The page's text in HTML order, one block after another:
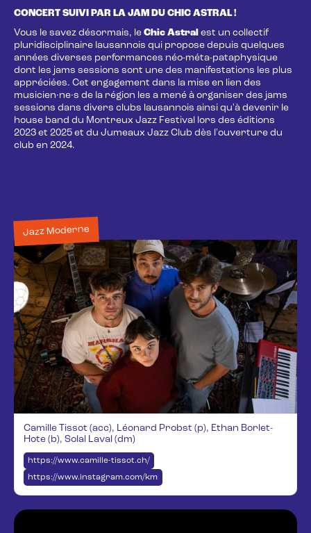
CONCERT SUIVI PAR LA JAM DU CHIC ASTRAL !
Vous le savez désormais, le Chic Astral est un collectif
pluridisciplinaire lausannois qui propose depuis quelques
années diverses performances néo-méta-pataphysique
dont les jams sessions sont une des manifestations les plus
appréciées. Cet engagement dans la mise en lien des
musicien·ne·s de la région les a mené à organiser des jams
sessions dans divers clubs lausannois ainsi qu'à devenir le
house band du Montreux Jazz Festival lors des éditions
2023 et 2025 et du Jumeaux Jazz Club dès l'ouverture du
club en 2024.
Jazz Moderne
Camille Tissot (acc), Léonard Probst (p), Ethan Borlet-
Hote (b), Solal Laval (dm)
https://www.camille-tissot.ch/
https://www.instagram.com/kmille_tst/